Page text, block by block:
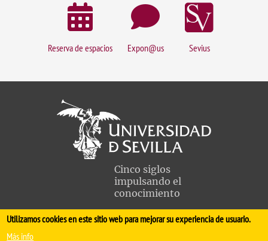
Reserva de espacios Expon@us Sevius
Cinco siglos
impulsando el
conocimiento
FACULTAD DE MEDICINA
Utilizamos cookies en este sitio web para mejorar su experiencia de usuario.
Más info